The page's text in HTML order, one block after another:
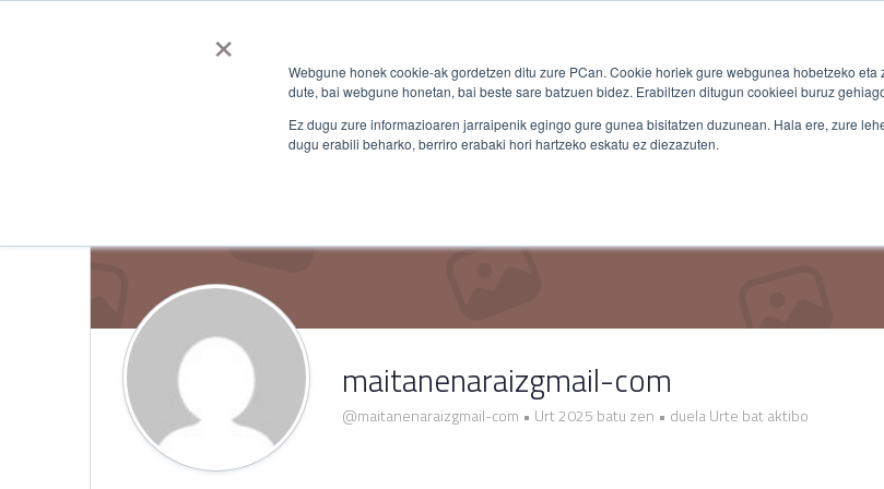
×
Webgune honek cookie-ak gordetzen ditu zure PCan. Cookie horiek gure webgunea hobetzeko
dute, bai webgune honetan, bai beste sare batzuen bidez. Erabiltzen ditugun cookieei buruz
Ez dugu zure informazioaren jarraipenik egingo gure gunea bisitatzen duzunean. Hala ere, zure
dugu erabili beharko, berriro erabaki hori hartzeko eskatu ez diezazuten.
maitanenaraizgmail-com
@maitanenaraizgmail-com • Urt 2025 batu zen • duela Urte bat aktibo